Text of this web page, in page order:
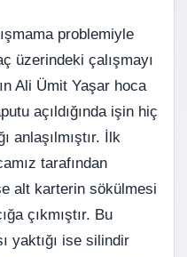
problemiyle
üzerindeki çalışmayı
Ali Ümit Yaşar hoca
açıldığında işin hiç
anlaşılmıştır. İlk
tarafından
alt karterin sökülmesi
çıkmıştır. Bu
yaktığı ise silindir